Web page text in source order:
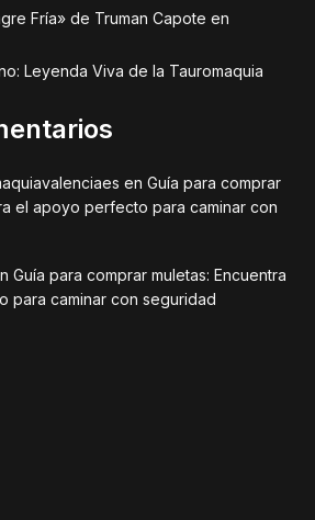
Fría» de Truman Capote en
Leyenda Viva de la Tauromaquia
en Guía para comprar
el apoyo perfecto para caminar con
Guía para comprar muletas: Encuentra
para caminar con seguridad